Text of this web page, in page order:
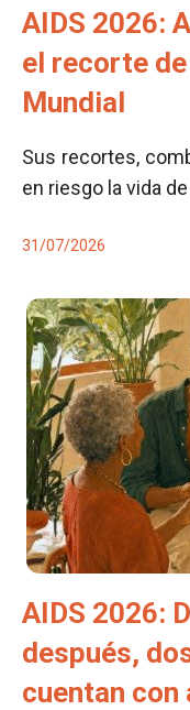
AIDS 2026:
el recorte
Mundial
Sus recortes,
en riesgo la vida
31/07/2026
AIDS 2026:
después,
cuentan